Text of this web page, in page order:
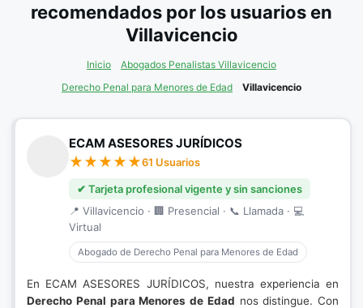
recomendados por los usuarios en
Villavicencio
Inicio
Abogados Penalistas Villavicencio
Derecho Penal para Menores de Edad
Villavicencio
ECAM ASESORES JURÍDICOS
61 Usuarios
✔ Tarjeta profesional vigente y sin sanciones
📍 Villavicencio · 🏢 Presencial · 📞 Llamada · 💻
Virtual
Abogado de Derecho Penal para Menores de Edad
En ECAM ASESORES JURÍDICOS, nuestra experiencia en
Derecho Penal para Menores de Edad nos distingue. Con